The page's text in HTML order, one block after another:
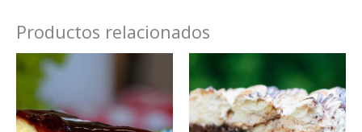
Productos relacionados